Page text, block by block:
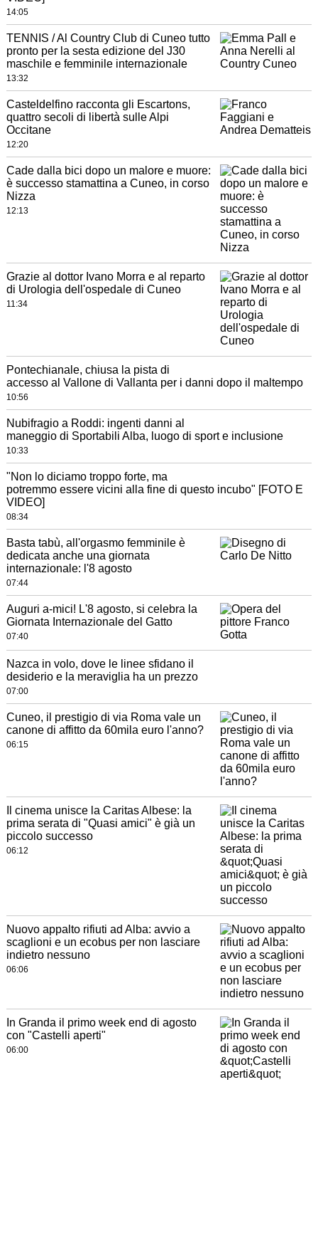
14:05
TENNIS / Al Country Club di Cuneo tutto
pronto per la sesta edizione del J30
maschile e femminile internazionale
13:32
Casteldelfino racconta gli Escartons,
quattro secoli di libertà sulle Alpi
Occitane
12:20
Cade dalla bici dopo un malore e muore:
è successo stamattina a Cuneo, in corso
Nizza
12:13
Grazie al dottor Ivano Morra e al reparto
di Urologia dell'ospedale di Cuneo
11:34
Pontechianale, chiusa la pista di
accesso al Vallone di Vallanta per i danni dopo il maltempo
10:56
Nubifragio a Roddi: ingenti danni al
maneggio di Sportabili Alba, luogo di sport e inclusione
10:33
"Non lo diciamo troppo forte, ma
potremmo essere vicini alla fine di questo incubo" [FOTO E
VIDEO]
08:34
Basta tabù, all'orgasmo femminile è
dedicata anche una giornata
internazionale: l'8 agosto
07:44
Auguri a-mici! L'8 agosto, si celebra la
Giornata Internazionale del Gatto
07:40
Nazca in volo, dove le linee sfidano il
desiderio e la meraviglia ha un prezzo
07:00
Cuneo, il prestigio di via Roma vale un
canone di affitto da 60mila euro l'anno?
06:15
Il cinema unisce la Caritas Albese: la
prima serata di "Quasi amici" è già un
piccolo successo
06:12
Nuovo appalto rifiuti ad Alba: avvio a
scaglioni e un ecobus per non lasciare
indietro nessuno
06:06
In Granda il primo week end di agosto
con "Castelli aperti"
06:00